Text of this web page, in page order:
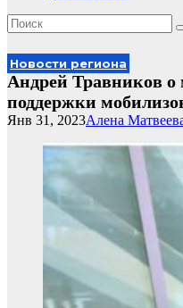
Новости региона
Андрей Травников о
поддержки
Алена
Янв 31, 2023